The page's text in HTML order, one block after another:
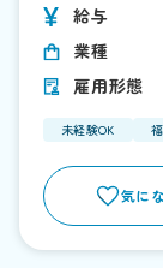
給与
業種
雇用形態
未経験OK
> 気に